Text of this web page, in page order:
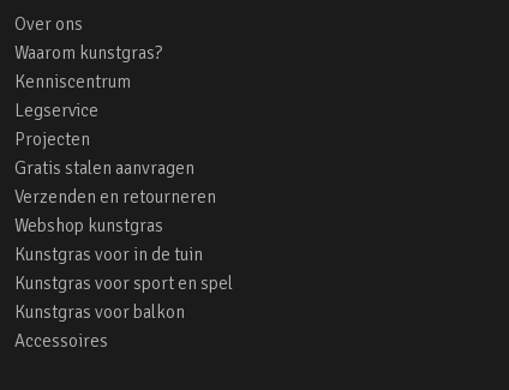
Over ons
Waarom kunstgras?
Kenniscentrum
Legservice
Projecten
Gratis stalen aanvragen
Verzenden en retourneren
Webshop kunstgras
Kunstgras voor in de tuin
Kunstgras voor sport en spel
Kunstgras voor balkon
Accessoires